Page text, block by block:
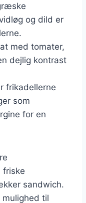
og dild er
med tomater,
dejlig kontrast
frikadellerne
som
for en
friske
sandwich.
til